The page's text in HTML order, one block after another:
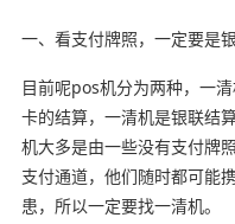
一、看支付牌照，一定要是
目前呢pos机分为两种，一
卡的结算，一清机是银联结
机大多是由一些没有支付牌
支付通道，他们随时都可能
患，所以一定要找一清机。